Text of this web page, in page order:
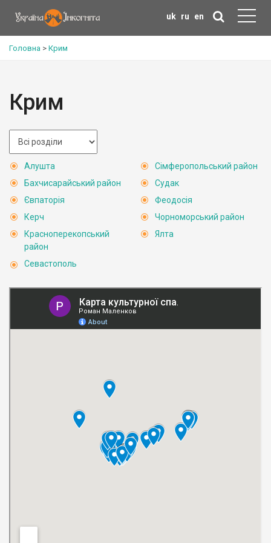
uk ru en
Головна > Крим
Крим
Алушта
Бахчисарайський район
Євпаторія
Керч
Красноперекопський
район
Севастополь
Сімферопольський район
Судак
Феодосія
Чорноморський район
Ялта